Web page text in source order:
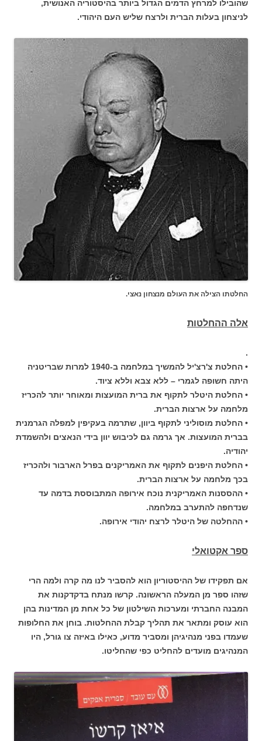
שהובילו למרחץ הדמים הגדול ביותר בהיסטוריה האנושית,
לניצחון בעלות הברית ולרצח שליש העם היהודי.
החלטתו הצילה את העולם מנצחון נאצי.
אלה ההחלטות
.
• החלטת צ'רצ'יל להמשיך במלחמה ב-1940 למרות שבריטניה
היתה חשופה לגמרי – ללא צבא וללא ציוד.
• החלטת היטלר לתקוף את ברית המועצות ומאוחר יותר להכריז
מלחמה על ארצות הברית.
• החלטת מוסוליני לתקוף ביוון, שתרמה בעקיפין למפלה הגרמנית
בברית המועצות. אך גרמה גם לכיבוש יוון בידי הנאצים ולהשמדת
יהודיה.
• החלטת היפנים לתקוף את האמריקנים בפרל הארבור ולהכריז
בכך מלחמה על ארצות הברית.
• ההססנות האמריקנית נוכח אירופה המתבוססת בדמה עד
שנדחפה להתערב במלחמה.
• ההחלטה של היטלר לרצח יהודי אירופה.
ספר אקטואלי
אם תפקידו של ההיסטוריון הוא להסביר לנו מה קרה ולמה הרי
שזהו ספר מן המעלה הראשונה. קרשו מנתח בדקדקנות את
המבנה החברתי ומערכות השילטון של כל אחת מן המדינות בהן
הוא עוסק ומתאר את תהליך קבלת ההחלטות. בוחן את החלופות
שעמדו בפני מנהיגיהן ומסביר מדוע, כאילו באיזה צו גורל, היו
המנהיגים מועדים להחליט כפי שהחליטו.